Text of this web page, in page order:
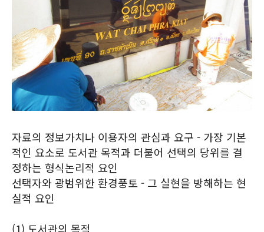
자료의 정보가치나 이용자의 관심과 요구 - 가장 기본
적인 요소로 도서관 목적과 더불어 선택의 당위를 결
정하는 형식논리적 요인
선택자와 광범위한 환경풍토 - 그 실현을 방해하는 현
실적 요인
(1) 도서관의 목적